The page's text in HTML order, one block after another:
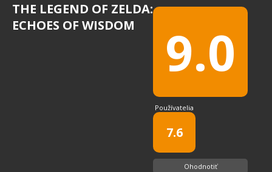
9.0
Používatelia
7.6
Ohodnotiť
THE LEGEND OF ZELDA:
ECHOES OF WISDOM